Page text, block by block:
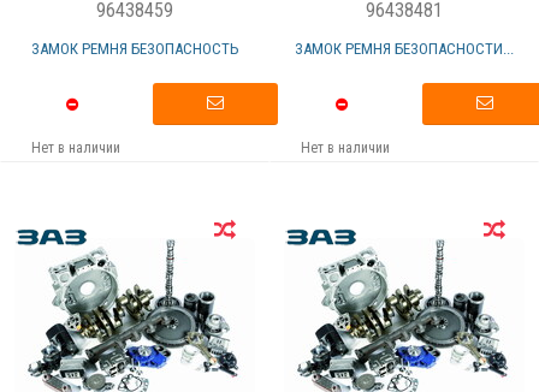
96438459
ЗАМОК РЕМНЯ БЕЗОПАСНОСТЬ
Нет в наличии
96438481
ЗАМОК РЕМНЯ БЕЗОПАСНОСТИ...
Нет в наличии